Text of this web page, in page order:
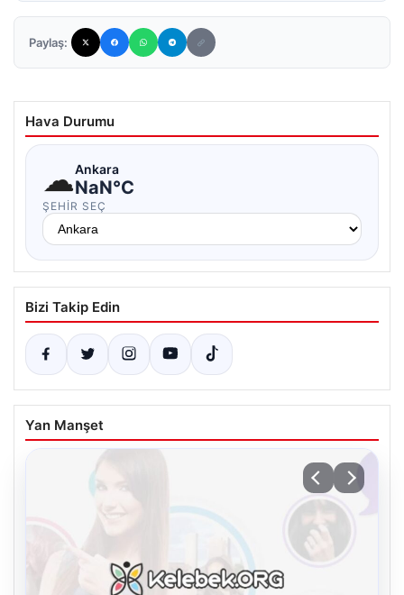
Paylaş:
Hava Durumu
☁Ankara
NaN°C
ŞEHIR SEÇ
Bizi Takip Edin
Yan Manşet